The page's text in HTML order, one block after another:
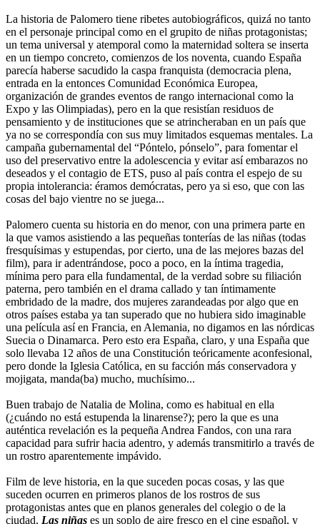
La historia de Palomero tiene ribetes autobiográficos, quizá no tanto
en el personaje principal como en el grupito de niñas protagonistas;
un tema universal y atemporal como la maternidad soltera se inserta
en un tiempo concreto, comienzos de los noventa, cuando España
parecía haberse sacudido la caspa franquista (democracia plena,
entrada en la entonces Comunidad Económica Europea,
organización de grandes eventos de rango internacional como la
Expo y las Olimpiadas), pero en la que resistían residuos de
pensamiento y de instituciones que se atrincheraban en un país que
ya no se correspondía con sus muy limitados esquemas mentales. La
campaña gubernamental del “Póntelo, pónselo”, para fomentar el
uso del preservativo entre la adolescencia y evitar así embarazos no
deseados y el contagio de ETS, puso al país contra el espejo de su
propia intolerancia: éramos demócratas, pero ya si eso, que con las
cosas del bajo vientre no se juega...
Palomero cuenta su historia en do menor, con una primera parte en
la que vamos asistiendo a las pequeñas tonterías de las niñas (todas
fresquísimas y estupendas, por cierto, una de las mejores bazas del
film), para ir adentrándose, poco a poco, en la íntima tragedia,
mínima pero para ella fundamental, de la verdad sobre su filiación
paterna, pero también en el drama callado y tan íntimamente
embridado de la madre, dos mujeres zarandeadas por algo que en
otros países estaba ya tan superado que no hubiera sido imaginable
una película así en Francia, en Alemania, no digamos en las nórdicas
Suecia o Dinamarca. Pero esto era España, claro, y una España que
solo llevaba 12 años de una Constitución teóricamente aconfesional,
pero donde la Iglesia Católica, en su facción más conservadora y
mojigata, manda(ba) mucho, muchísimo...
Buen trabajo de Natalia de Molina, como es habitual en ella
(¿cuándo no está estupenda la linarense?); pero la que es una
auténtica revelación es la pequeña Andrea Fandos, con una rara
capacidad para sufrir hacia adentro, y además transmitirlo a través de
un rostro aparentemente impávido.
Film de leve historia, en la que suceden pocas cosas, y las que
suceden ocurren en primeros planos de los rostros de sus
protagonistas antes que en planos generales del colegio o de la
ciudad, Las niñas es un soplo de aire fresco en el cine español, y